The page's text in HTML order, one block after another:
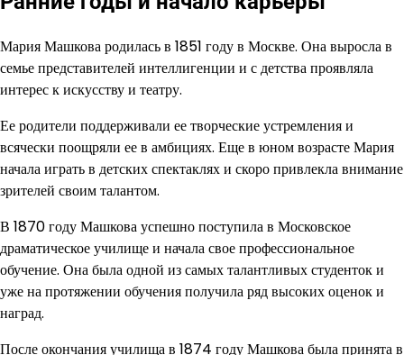
Мария Машкова родилась в 1851 году в Москве. Она выросла в
семье представителей интеллигенции и с детства проявляла
интерес к искусству и театру.
Ее родители поддерживали ее творческие устремления и
всячески поощряли ее в амбициях. Еще в юном возрасте Мария
начала играть в детских спектаклях и скоро привлекла внимание
зрителей своим талантом.
В 1870 году Машкова успешно поступила в Московское
драматическое училище и начала свое профессиональное
обучение. Она была одной из самых талантливых студенток и
уже на протяжении обучения получила ряд высоких оценок и
наград.
После окончания училища в 1874 году Машкова была принята в